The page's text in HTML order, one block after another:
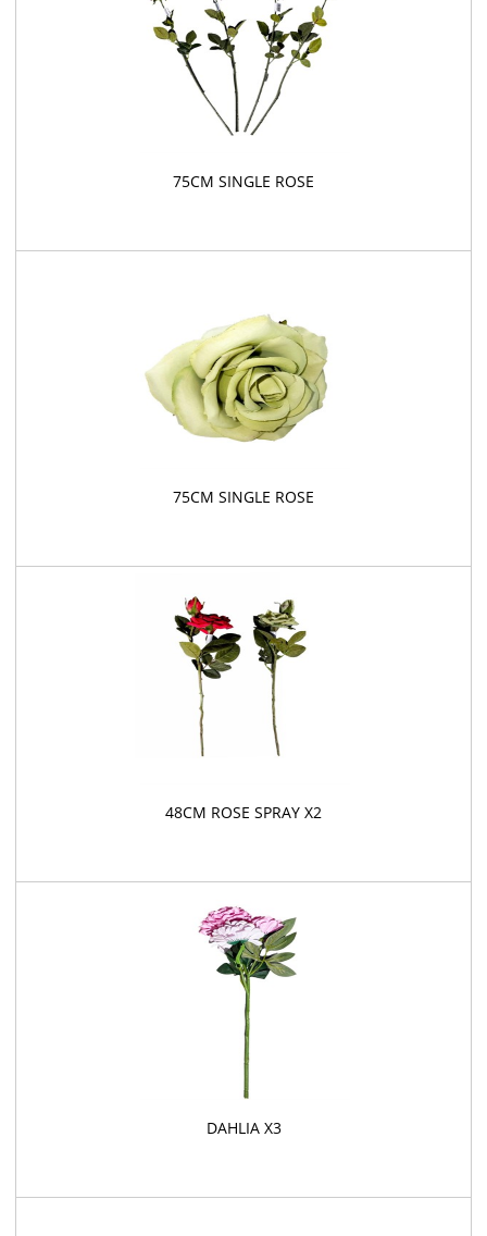
75CM SINGLE ROSE
75CM SINGLE ROSE
48CM ROSE SPRAY X2
DAHLIA X3